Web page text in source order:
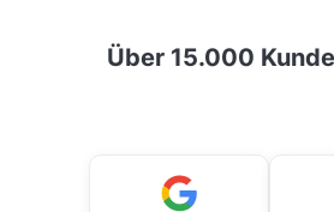
Über 15.000